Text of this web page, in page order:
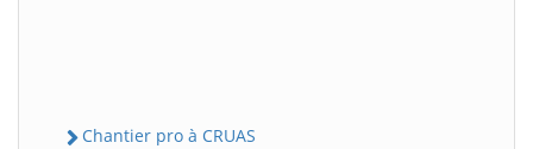
Chantier pro à CRUAS